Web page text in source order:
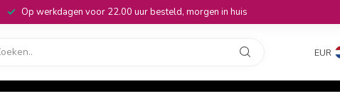
Op werkdagen voor 22.00 uur besteld, morgen in huis
EUR